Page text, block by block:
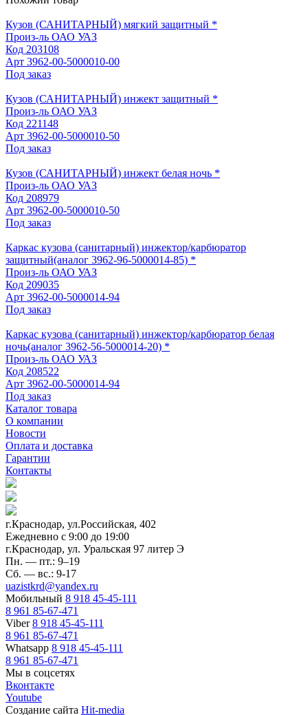
Кузов (САНИТАРНЫЙ) мягкий защитный *
Произ-ль ОАО УАЗ
Код 203108
Арт 3962-00-5000010-00
Под заказ
Кузов (САНИТАРНЫЙ) инжект защитный *
Произ-ль ОАО УАЗ
Код 221148
Арт 3962-00-5000010-50
Под заказ
Кузов (САНИТАРНЫЙ) инжект белая ночь *
Произ-ль ОАО УАЗ
Код 208979
Арт 3962-00-5000010-50
Под заказ
Каркас кузова (санитарный) инжектор/карбюратор
защитный(аналог 3962-96-5000014-85) *
Произ-ль ОАО УАЗ
Код 209035
Арт 3962-00-5000014-94
Под заказ
Каркас кузова (санитарный) инжектор/карбюратор белая
ночь(аналог 3962-56-5000014-20) *
Произ-ль ОАО УАЗ
Код 208522
Арт 3962-00-5000014-94
Под заказ
Каталог товара
О компании
Новости
Оплата и доставка
Гарантии
Контакты
г.Краснодар, ул.Российская, 402
Ежедневно c 9:00 до 19:00
г.Краснодар, ул. Уральская 97 литер Э
Пн. — пт.: 9–19
Сб. — вс.: 9-17
uazistkrd@yandex.ru
Мобильный 8 918 45-45-111
8 961 85-67-471
Viber8 918 45-45-111
8 961 85-67-471
Whatsapp 8 918 45-45-111
8 961 85-67-471
Мы в соцсетях
Вконтакте
Youtube
Создание сайта Hit-media